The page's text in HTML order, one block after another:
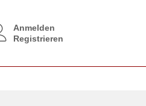
Anmelden
Registrieren